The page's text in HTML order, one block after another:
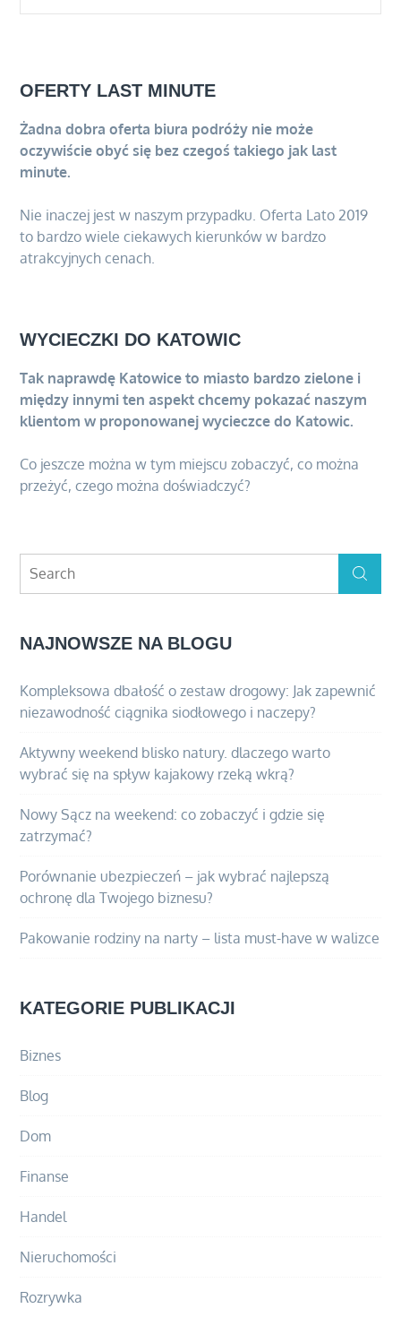
OFERTY LAST MINUTE
Żadna dobra oferta biura podróży nie może
oczywiście obyć się bez czegoś takiego jak last
minute.
Nie inaczej jest w naszym przypadku. Oferta Lato 2019
to bardzo wiele ciekawych kierunków w bardzo
atrakcyjnych cenach.
WYCIECZKI DO KATOWIC
Tak naprawdę Katowice to miasto bardzo zielone i
między innymi ten aspekt chcemy pokazać naszym
klientom w proponowanej wycieczce do Katowic.
Co jeszcze można w tym miejscu zobaczyć, co można
przeżyć, czego można doświadczyć?
Search
Search
NAJNOWSZE NA BLOGU
Kompleksowa dbałość o zestaw drogowy: Jak zapewnić
niezawodność ciągnika siodłowego i naczepy?
Aktywny weekend blisko natury. dlaczego warto
wybrać się na spływ kajakowy rzeką wkrą?
Nowy Sącz na weekend: co zobaczyć i gdzie się
zatrzymać?
Porównanie ubezpieczeń – jak wybrać najlepszą
ochronę dla Twojego biznesu?
Pakowanie rodziny na narty – lista must-have w walizce
KATEGORIE PUBLIKACJI
Biznes
Blog
Dom
Finanse
Handel
Nieruchomości
Rozrywka